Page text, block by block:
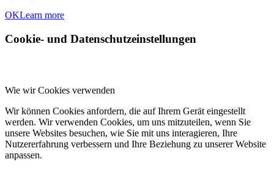
OKLearn more
Cookie- und Datenschutzeinstellungen
Wie wir Cookies verwenden
Wir können Cookies anfordern, die auf Ihrem Gerät eingestellt
werden. Wir verwenden Cookies, um uns mitzuteilen, wenn Sie
unsere Websites besuchen, wie Sie mit uns interagieren, Ihre
Nutzererfahrung verbessern und Ihre Beziehung zu unserer Website
anpassen.